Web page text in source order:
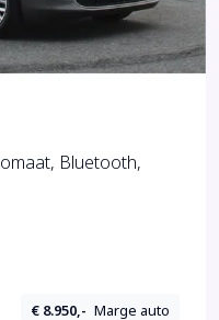
Bluetooth,
€ 8.950,- Marge auto